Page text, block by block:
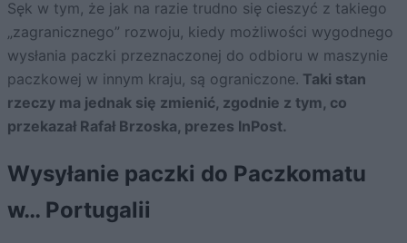
Sęk w tym, że jak na razie trudno się cieszyć z takiego
„zagranicznego” rozwoju, kiedy możliwości wygodnego
wysłania paczki przeznaczonej do odbioru w maszynie
paczkowej w innym kraju, są ograniczone. Taki stan
rzeczy ma jednak się zmienić, zgodnie z tym, co
przekazał Rafał Brzoska, prezes InPost.
Wysyłanie paczki do Paczkomatu
w… Portugalii